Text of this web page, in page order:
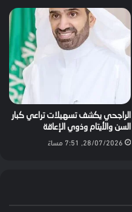
الراجحي يكشف تسهيلات تراعي كبار
السن والأيتام وذوي الإعاقة
28/07/2026, 7:51 مساءً